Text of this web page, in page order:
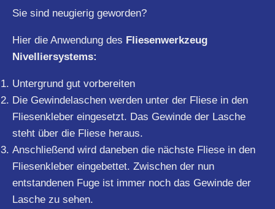
Sie sind neugierig geworden?
Hier die Anwendung des Fliesenwerkzeug
Nivelliersystems:
Untergrund gut vorbereiten
Die Gewindelaschen werden unter der Fliese in den
Fliesenkleber eingesetzt. Das Gewinde der Lasche
steht über die Fliese heraus.
Anschließend wird daneben die nächste Fliese in den
Fliesenkleber eingebettet. Zwischen der nun
entstandenen Fuge ist immer noch das Gewinde der
Lasche zu sehen.